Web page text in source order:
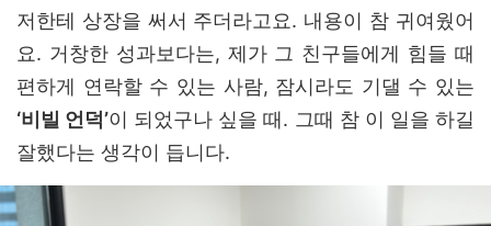
저한테 상장을 써서 주더라고요. 내용이 참 귀여웠어
요. 거창한 성과보다는, 제가 그 친구들에게 힘들 때
편하게 연락할 수 있는 사람, 잠시라도 기댈 수 있는
‘비빌 언덕’이 되었구나 싶을 때. 그때 참 이 일을 하길
잘했다는 생각이 듭니다.